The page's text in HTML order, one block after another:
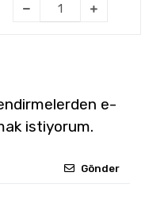
e-
istiyorum.
Gönder